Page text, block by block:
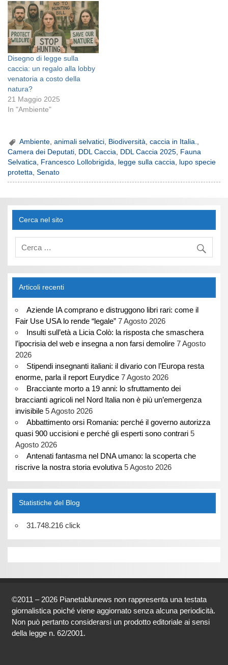
Disegno di legge sulla
caccia: un regalo alla lobby
venatoria a costo della
natura?
21 Maggio 2025
In "Ambiente"
Ambiente ,animali selvatici Biodiversità ,caccia in Italia.
Camera dei Deputati, DDL Caccia, DDL Caccia 2025, Fauna
Selvatica, Francesco Lollobrigida, legge sulla caccia, lupo specie
protetta,Senato
Cerca nel sito
Articoli recenti
Aziende IA comprano e distruggono libri rari: come il
Fair Use USA lo rende “legale” 7 Agosto 2026
Insulti sull’età a Licia Colò: la risposta che smaschera
l’ipocrisia del web e insegna a non farsi demolire 7 Agosto
2026
Stipendi insegnanti italiani: il divario con l’Europa resta
enorme, parla il report Eurydice 7 Agosto 2026
Bracciante morto a 19 anni: lo sfruttamento dei
braccianti agricoli nel Nord Italia non è più un’emergenza
invisibile 5 Agosto 2026
Abbattimento orsi Romania: perché il governo autorizza
quasi 900 uccisioni e perché gli esperti sono contrari 5
Agosto 2026
Antenati fantasma nel DNA umano: la scoperta che
riscrive la nostra storia evolutiva 5 Agosto 2026
Statistiche del Blog
31.748.216 click
©2011 – 2026 Pianetablunews non rappresenta una testata
giornalistica poiché viene aggiornato senza alcuna periodicità.
Non può pertanto considerarsi un prodotto editoriale ai sensi
della legge n. 62/2001.